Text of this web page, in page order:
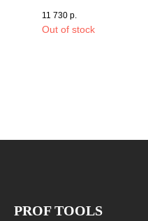
11 730 р.
Out of stock
PROF TOOLS